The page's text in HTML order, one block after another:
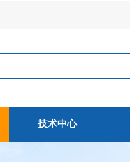
技术中心